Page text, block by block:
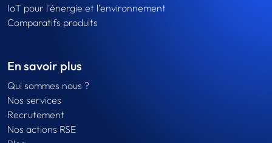
IoT pour l'énergie et l'environnement
Comparatifs produits
En savoir plus
Qui sommes nous ?
Nos services
Recrutement
Nos actions RSE